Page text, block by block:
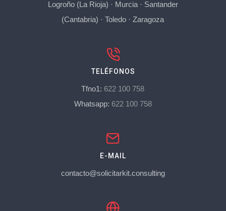
Logroño (La Rioja) · Murcia· Santander
(Cantabria) ·Toledo ·Zaragoza
TELÉFONOS
Tfno1: 622 100 758
Whatsapp: 622 100 758
E-MAIL
contacto@solicitarkit.consulting